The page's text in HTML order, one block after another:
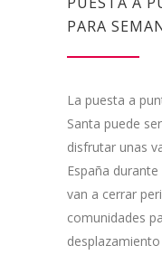
PARA
La puesta a
Santa puede
disfrutar unas
España
van a cerrar
comunidades